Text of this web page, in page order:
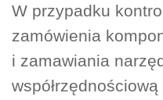
W przypadku
zamówienia
i zamawiania